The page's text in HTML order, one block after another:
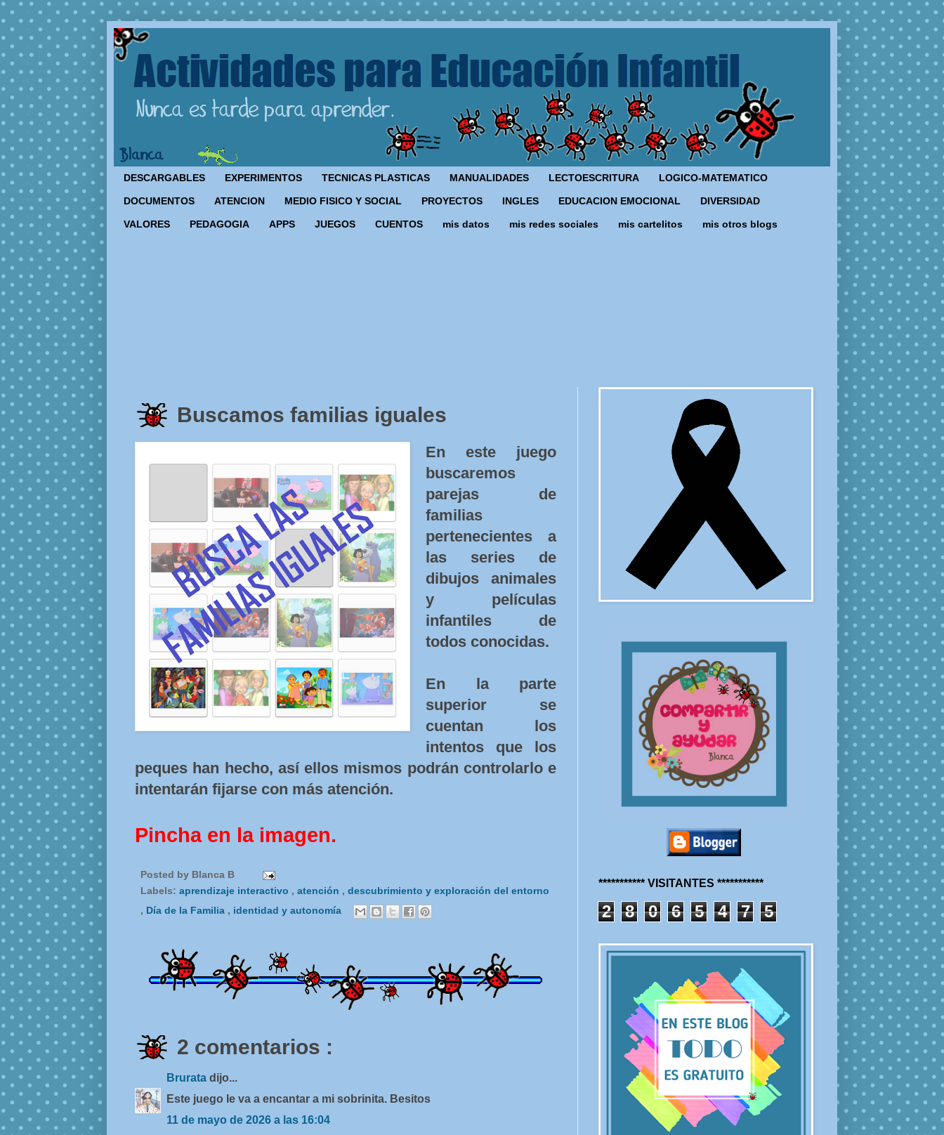
DESCARGABLES EXPERIMENTOS TECNICAS PLASTICAS MANUALIDADES LECTOESCRITURA LOGICO-MATEMATICO
DOCUMENTOS ATENCION MEDIO FISICO Y SOCIAL PROYECTOS INGLES EDUCACION EMOCIONAL DIVERSIDAD
VALORES PEDAGOGIA APPS JUEGOS CUENTOS mis datos mis redes sociales mis cartelitos mis otros blogs
Buscamos familias iguales
En este juego
buscaremos
parejas de
familias
pertenecientes a
las series de
dibujos animales
y películas
infantiles de
todos conocidas.
En la parte
superior se
cuentan los
intentos que los
peques han hecho, así ellos mismos podrán controlarlo e
intentarán fijarse con más atención.
Pincha en la imagen.
Posted by Blanca B
Labels: aprendizaje interactivo , atención , descubrimiento y exploración del entorno
, Día de la Familia , identidad y autonomía
2 comentarios :
Brurata dijo...
Este juego le va a encantar a mi sobrinita. Besitos
11 de mayo de 2026 a las 16:04
*********** VISITANTES ***********
2 8 0 6 5 4 7 5